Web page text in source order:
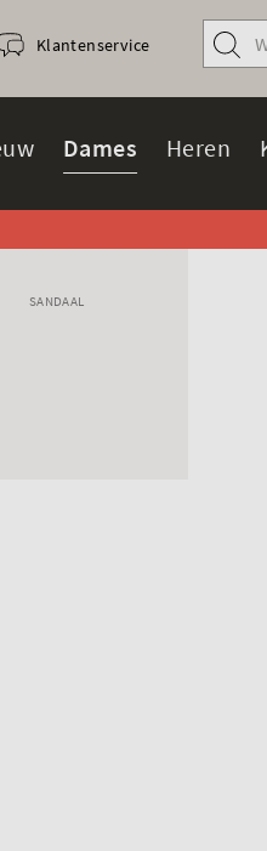
Dames Heren
Klantenservice
SANDAAL